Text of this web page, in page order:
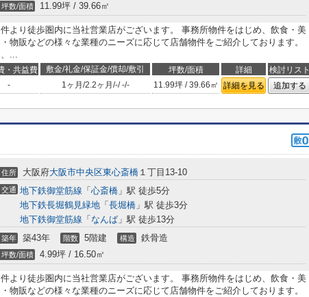
坪数/面積 11.99坪 / 39.66㎡
より徒歩圏内に当社営業店がございます。 事務所物件をはじめ、飲食・美
物販などの様々な業種のニーズに応じて店舗物件をご紹介しております。
...
・共益費 敷金/礼金/保証金/償却/敷引 坪数/面積 詳細
検討リスト
- 1ヶ月 /2.2ヶ月 /-/-/- 11.99坪 / 39.66㎡ 詳細を見る 追加する
住所 大阪府大阪市中央区東心斎橋 １丁目13-10
交通 地下鉄御堂筋線 「 心斎橋 」駅 徒歩5分
地下鉄長堀鶴見緑地 「 長堀橋 」駅 徒歩3分
地下鉄御堂筋線 「 なんば 」駅 徒歩13分
築年 築43年 階数 5階建 構造 鉄骨造
坪数/面積 4.99坪 / 16.50㎡
より徒歩圏内に当社営業店がございます。 事務所物件をはじめ、飲食・美
物販などの様々な業種のニーズに応じて店舗物件をご紹介しております。